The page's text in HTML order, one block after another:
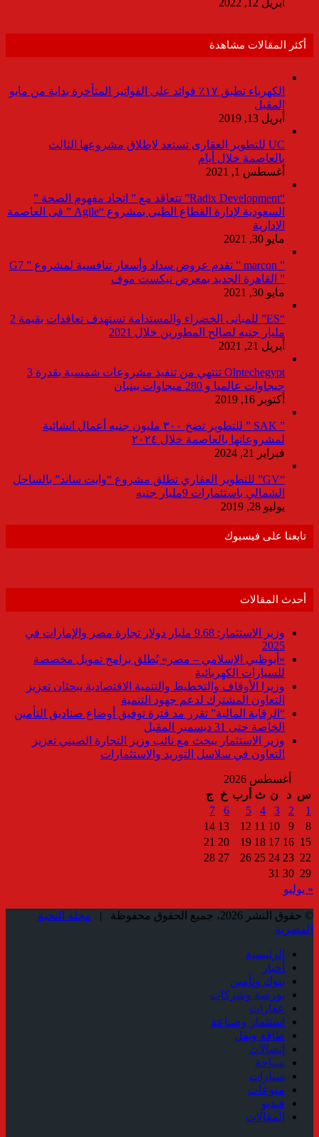
أكثر المقالات مشاهدة
الكهرباء تطبق ١٧٪ فوائد على الفواتير المتأخرة بداية من مايو
المقبل
أبريل 13, 2019
UC للتطوير العقارى تستعد لاطلاق مشروعها الثالث
بالعاصمة خلال أيام
أغسطس 1, 2021
“Radix Development” تتعاقد مع ” اتحاد مفهوم الصحة ”
السعودية لإدارة القطاع الطبى بمشروع “Agile ” فى العاصمة
الإدارية
مايو 30, 2021
” marcon ” تقدم عروض سداد وأسعار تنافسية لمشروع ” G7
” القاهرة الجديد بمعرض نيكست موف
مايو 30, 2021
“ES” للمبانى الخضراء والمستدامة تستهدف تعاقدات بقيمة 2
مليار جنيه لصالح المطورين خلال 2021
أبريل 21, 2021
Olptechegypt تنتهي من تنفيذ مشروعات شمسية بقدرة 3
جيجاوات عالميا و 280 ميجاوات ببنبان
أكتوبر 16, 2019
” SAK ” للتطوير تضخ ٣٠٠ مليون جنيه أعمال انشائية
لمشروعاتها بالعاصمة خلال ٢٠٢٤
فبراير 21, 2024
“GV” للتطوير العقاري تطلق مشروع “وايت ساند” بالساحل
الشمالي باستثمارات 9مليار جنيه
يوليو 28, 2019
تابعنا على فيسبوك
أحدث المقالات
وزير الاستثمار: 9.68 مليار دولار تجارة مصر والإمارات في
2025
«أبوظبي الإسلامي – مصر» يُطلق برامج تمويل مخصصة
للسيارات الكهربائية
وزيرا الأوقاف والتخطيط والتنمية الاقتصادية يبحثان تعزيز
التعاون المشترك لدعم جهود التنمية
“الرقابة المالية” تقرر مد فترة توفيق أوضاع صناديق التأمين
الخاصة حتى 31 ديسمبر المقبل
وزير الاستثمار يبحث مع نائب وزير التجارة الصيني تعزيز
التعاون في سلاسل التوريد والاستثمارات
أغسطس 2026
س د ن ث أرب خ
ج
1
2
3
4
5
6
7
8
9
10
11
12
13
14
15
16
17
18
19
20
21
22
23
24
25
26
27
28
29
30
31
« يوليو
© حقوق النشر 2026، جميع الحقوق محفوظة |
مجلة النخبة
المصرية
الرئيسية
أخبار
بنوك وتأمين
بورصة وشركات
عقارات
استثمار وصناعة
طاقة ونقل
إتصالات
سياحة
سيارات
منوعات
فيديو
المقالات